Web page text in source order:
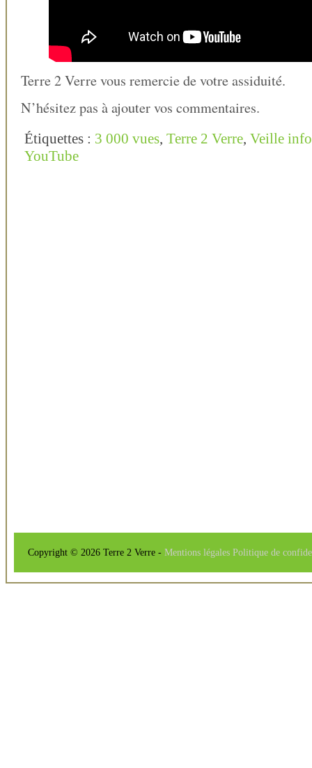
Terre 2 Verre vous remercie de votre assiduité.
N’hésitez pas à ajouter vos commentaires.
Étiquettes : 3 000 vues, Terre 2 Verre, Veille
YouTube
Copyright © 2026 Terre 2 Verre - Mentions légales Politique de